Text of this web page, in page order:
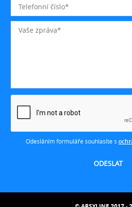
Odesláním formuláře souhlasíte s